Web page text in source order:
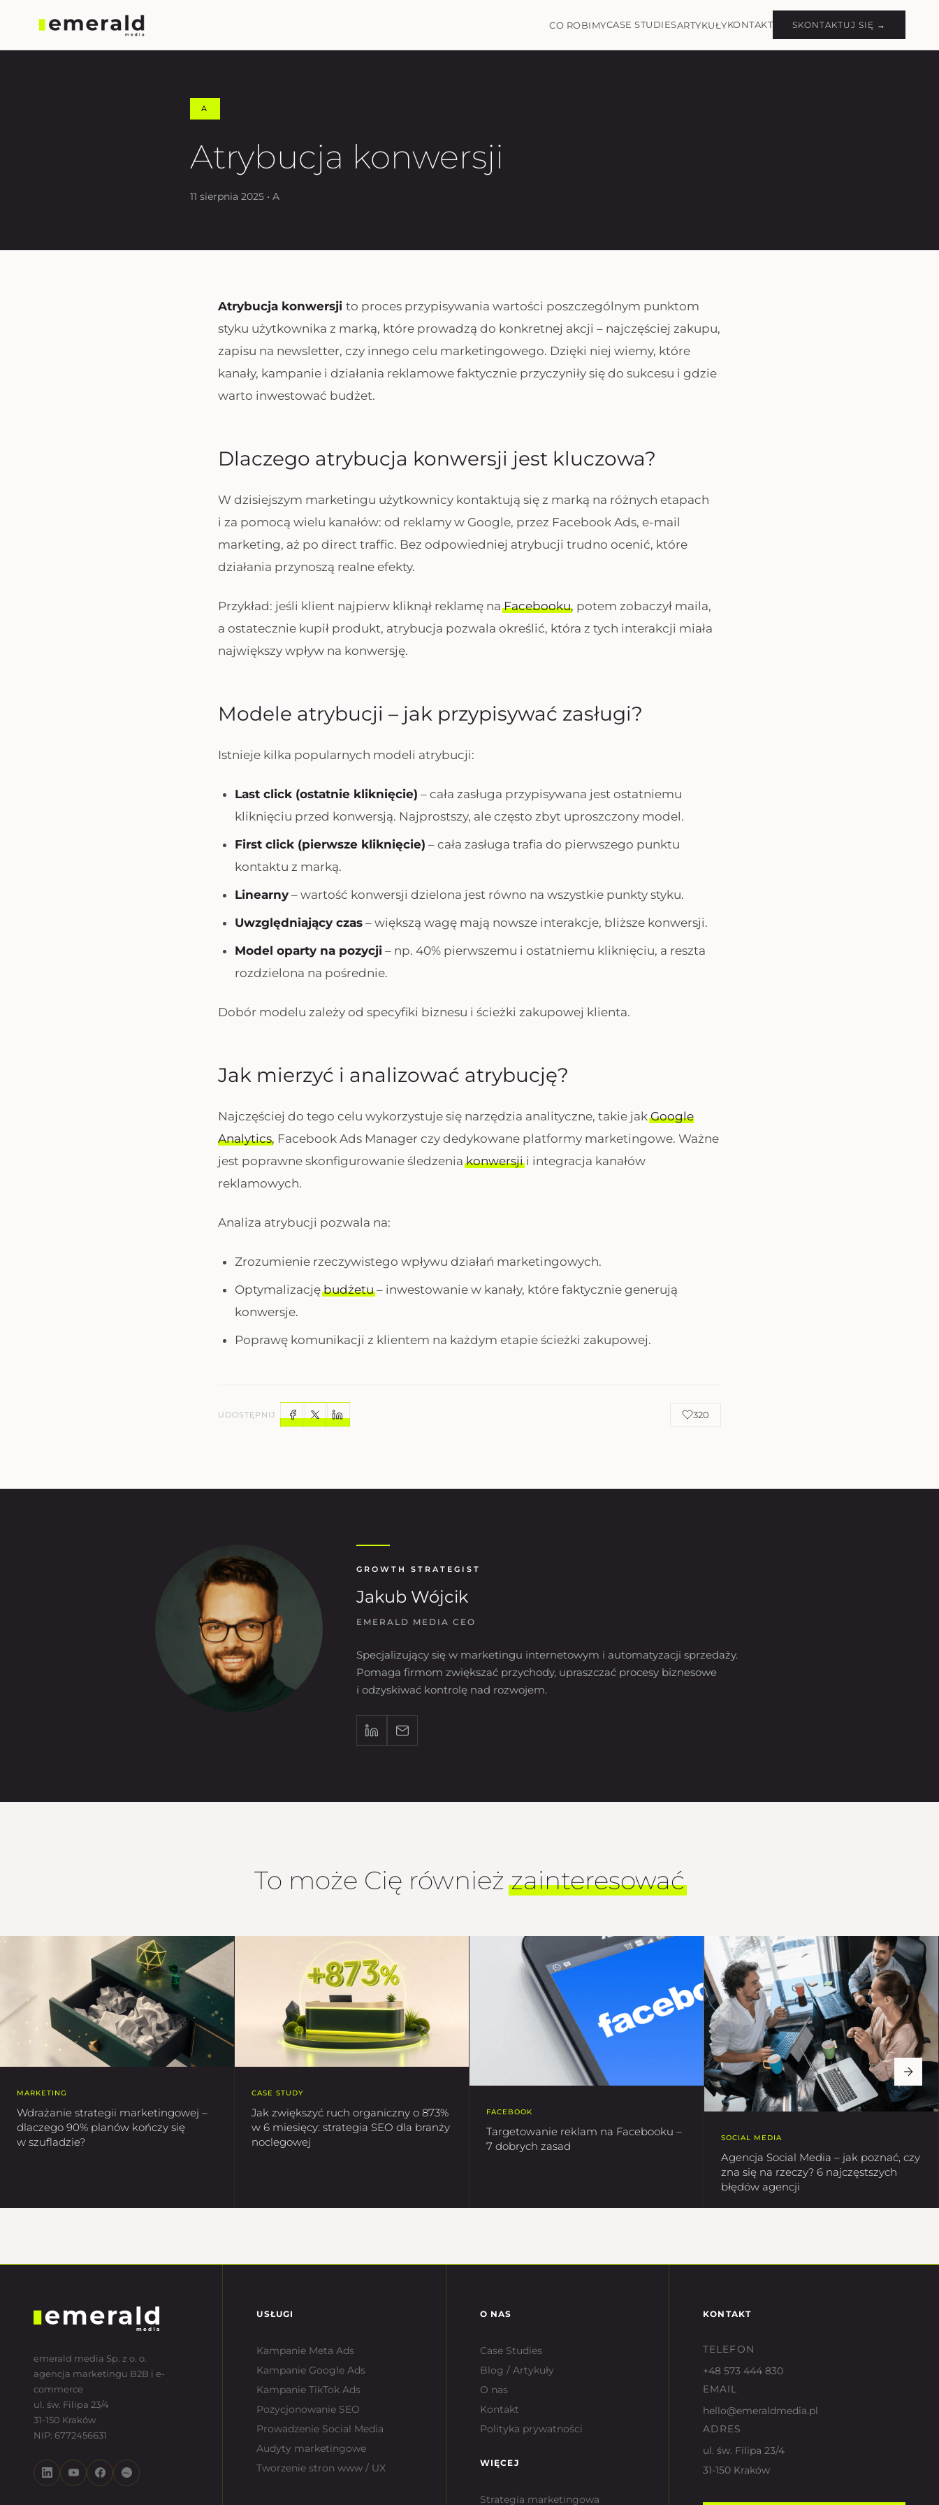
CO ROBIMYCASE STUDIESARTYKUŁYKONTAKT SKONTAKTUJ SIĘ →
A
Atrybucja konwersji
11 sierpnia 2025 • A
Atrybucja konwersji to proces przypisywania wartości poszczególnym punktom
styku użytkownika z marką, które prowadzą do konkretnej akcji – najczęściej zakupu,
zapisu na newsletter, czy innego celu marketingowego. Dzięki niej wiemy, które
kanały, kampanie i działania reklamowe faktycznie przyczyniły się do sukcesu i gdzie
warto inwestować budżet.
Dlaczego atrybucja konwersji jest kluczowa?
W dzisiejszym marketingu użytkownicy kontaktują się z marką na różnych etapach
i za pomocą wielu kanałów: od reklamy w Google, przez Facebook Ads, e-mail
marketing, aż po direct traffic. Bez odpowiedniej atrybucji trudno ocenić, które
działania przynoszą realne efekty.
Przykład: jeśli klient najpierw kliknął reklamę naFacebooku, potem zobaczył maila,
a ostatecznie kupił produkt, atrybucja pozwala określić, która z tych interakcji miała
największy wpływ na konwersję.
Modele atrybucji – jak przypisywać zasługi?
Istnieje kilka popularnych modeli atrybucji:
Last click (ostatnie kliknięcie) – cała zasługa przypisywana jest ostatniemu
kliknięciu przed konwersją. Najprostszy, ale często zbyt uproszczony model.
First click (pierwsze kliknięcie) – cała zasługa trafia do pierwszego punktu
kontaktu z marką.
Linearny – wartość konwersji dzielona jest równo na wszystkie punkty styku.
Uwzględniający czas – większą wagę mają nowsze interakcje, bliższe konwersji.
Model oparty na pozycji – np. 40% pierwszemu i ostatniemu kliknięciu, a reszta
rozdzielona na pośrednie.
Dobór modelu zależy od specyfiki biznesu i ścieżki zakupowej klienta.
Jak mierzyć i analizować atrybucję?
Najczęściej do tego celu wykorzystuje się narzędzia analityczne, takie jakGoogle
Analytics, Facebook Ads Manager czy dedykowane platformy marketingowe. Ważne
jest poprawne skonfigurowanie śledzeniakonwersjii integracja kanałów
reklamowych.
Analiza atrybucji pozwala na:
Zrozumienie rzeczywistego wpływu działań marketingowych.
Optymalizacjębudżetu– inwestowanie w kanały, które faktycznie generują
konwersje.
Poprawę komunikacji z klientem na każdym etapie ścieżki zakupowej.
UDOSTĘPNIJ 320
GROWTH STRATEGIST
Jakub Wójcik
EMERALD MEDIA CEO
Specjalizujący się w marketingu internetowym i automatyzacji sprzedaży.
Pomaga firmom zwiększać przychody, upraszczać procesy biznesowe
i odzyskiwać kontrolę nad rozwojem.
To może Cię równieżzainteresować
MARKETING
Wdrażanie strategii marketingowej –
dlaczego 90% planów kończy się
w szufladzie?
CASE STUDY
Jak zwiększyć ruch organiczny o 873%
w 6 miesięcy: strategia SEO dla branży
noclegowej
FACEBOOK
Targetowanie reklam na Facebooku –
7 dobrych zasad
SOCIAL MEDIA
Agencja Social Media – jak poznać, czy
zna się na rzeczy? 6 najczęstszych
błędów agencji
emerald media Sp. z o. o.
agencja marketingu B2B i e-
commerce
ul. św. Filipa 23/4
31-150 Kraków
NIP: 6772456631
USŁUGI
Kampanie Meta Ads
Kampanie Google Ads
Kampanie TikTok Ads
Pozycjonowanie SEO
Prowadzenie Social Media
Audyty marketingowe
Tworzenie stron www / UX
O NAS
Case Studies
Blog / Artykuły
O nas
Kontakt
Polityka prywatności
WIĘCEJ
Strategia marketingowa
KONTAKT
TELEFON
+48 573 444 830
EMAIL
hello@emeraldmedia.pl
ADRES
ul. św. Filipa 23/4
31-150 Kraków